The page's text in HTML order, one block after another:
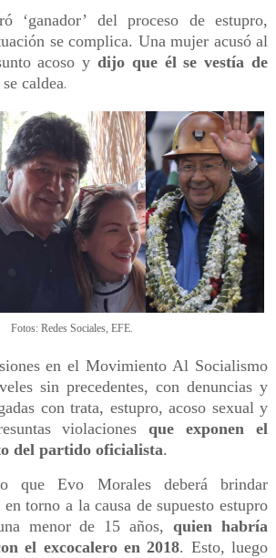
‘ganador’ del proceso de estupro,
se complica. Una mujer acusó al
acoso y dijo que él se vestía de
caldea.
Fotos: Redes Sociales, EFE.
en el Movimiento Al Socialismo
sin precedentes, con denuncias y
con trata, estupro, acoso sexual y
violacionesque exponen el
del partido oficialista.
que Evo Morales deberá brindar
torno a la causa de supuesto estupro
menor de 15 años,quien habría
el excocalero en 2018. Esto, luego